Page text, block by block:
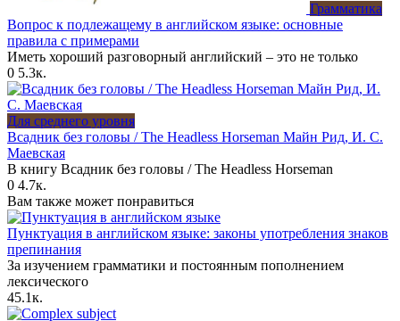
Грамматика
Вопрос к подлежащему в английском языке: основные
правила с примерами
Иметь хороший разговорный английский – это не только
0 5.3к.
Для среднего уровня
Всадник без головы / The Headless Horseman Майн Рид, И. С.
Маевская
В книгу Всадник без головы / The Headless Horseman
0 4.7к.
Вам также может понравиться
Пунктуация в английском языке: законы употребления знаков
препинания
За изучением грамматики и постоянным пополнением
лексического
45.1к.